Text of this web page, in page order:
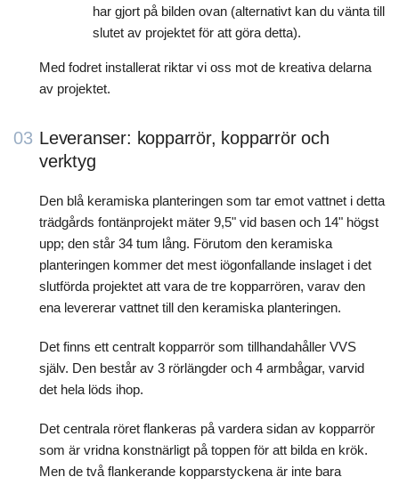
har gjort på bilden ovan (alternativt kan du vänta till
slutet av projektet för att göra detta).
Med fodret installerat riktar vi oss mot de kreativa delarna
av projektet.
03 Leveranser: kopparrör, kopparrör och
verktyg
Den blå keramiska planteringen som tar emot vattnet i detta
trädgårds fontänprojekt mäter 9,5" vid basen och 14" högst
upp; den står 34 tum lång. Förutom den keramiska
planteringen kommer det mest iögonfallande inslaget i det
slutförda projektet att vara de tre kopparrören, varav den
ena levererar vattnet till den keramiska planteringen.
Det finns ett centralt kopparrör som tillhandahåller VVS
själv. Den består av 3 rörlängder och 4 armbågar, varvid
det hela löds ihop.
Det centrala röret flankeras på vardera sidan av kopparrör
som är vridna konstnärligt på toppen för att bilda en krök.
Men de två flankerande kopparstyckena är inte bara